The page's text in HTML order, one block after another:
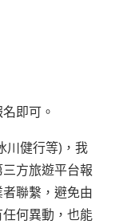
即可。
川健行等)，我
方旅遊平台報
聯繫，避免由
何異動，也能